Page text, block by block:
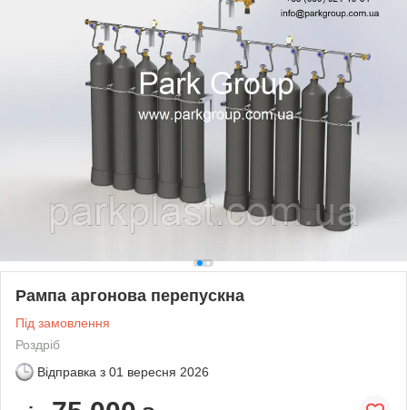
Рампа аргонова перепускна
Під замовлення
Роздріб
Відправка з 01 вересня 2026